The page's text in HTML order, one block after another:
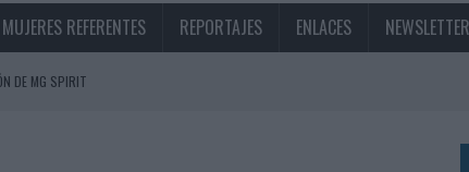
MUJERES REFERENTES REPORTAJES ENLACES NEWSLETTER
DE MG SPIRIT